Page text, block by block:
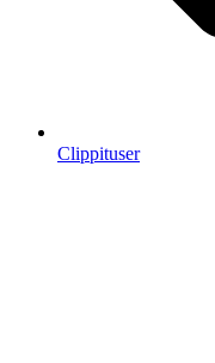
Clippituser